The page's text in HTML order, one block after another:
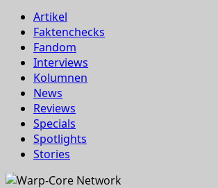
Artikel
Faktenchecks
Fandom
Interviews
Kolumnen
News
Reviews
Specials
Spotlights
Stories